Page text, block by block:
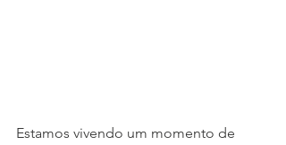
Estamos vivendo um momento de